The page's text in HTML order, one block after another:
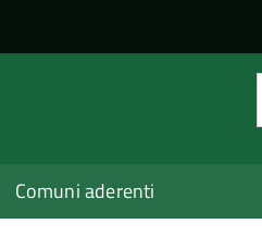
Comuni aderenti